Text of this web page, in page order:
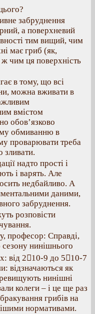
забруднення
а поверхневий
тим вищий, чим
має гриб (як,
чим ця поверхність
в тому, що всі
можна вживати в
вмістом
обов’язково
обмиванню в
проварювати треба
зливати.
надто прості і
і варять. Але
недбайливо. А
даними,
забруднення.
розповісти
професор: Справді,
сезону нинішнього
від 210-9 до 510-7
відзначаються як
нинішні
колеги – і це ще раз
грибів на
нормативами.